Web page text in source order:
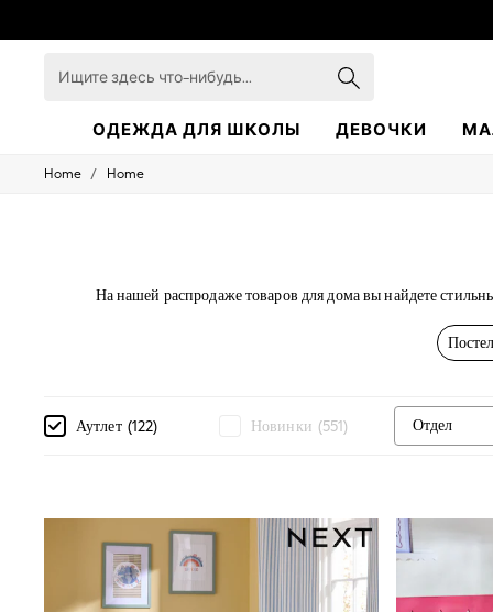
здесь
нибудь...ОДЕЖДА ДЛЯ ШКОЛЫ ДЕВОЧКИ
SCHOOLWEAR
Shirts
Polo Shirts
All Boys Sport & Swimwear
Shorts
Joggers
adidas
All Girls Schoolwear
Shoes
Home / Home
На нашей распродаже товаров для дома вы найдете
Аутлет (122) Новинки (551) Отдел